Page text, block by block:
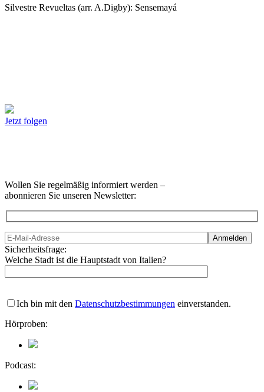
Silvestre Revueltas (arr. A.Digby): Sensemayá
Jetzt folgen
Wollen Sie regelmäßig informiert werden –
abonnieren Sie unseren Newsletter:
Sicherheitsfrage:
Welche Stadt ist die Hauptstadt von Italien?
Ich bin mit den Datenschutzbestimmungen einverstanden.
Hörproben:
Podcast: